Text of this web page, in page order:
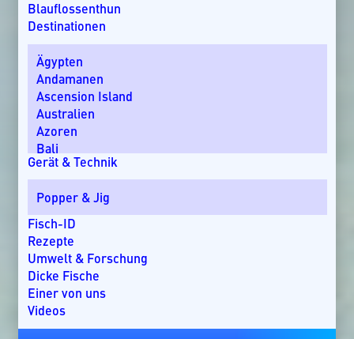
Blauflossenthun
Destinationen
Ägypten
Andamanen
Ascension Island
Australien
Azoren
Bali
Bom Bom Island
Costa Rica
Dänemark
Dominikanische Republik
Ebro-Delta
England
Florida
Griechenland
Guatemala
Gerät & Technik
Popper & Jig
Fisch-ID
Rezepte
Umwelt & Forschung
Dicke Fische
Einer von uns
Videos